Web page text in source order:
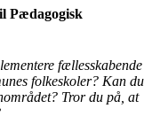
Pædagogisk
fællesskabende
folkeskoler? Kan du
Tror du på, at